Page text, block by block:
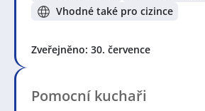
Vhodné také pro cizince
Zveřejněno: 30. července
Pomocní kuchaři